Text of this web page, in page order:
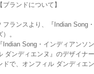
【ブランドについて】
フランスより、『Indian Song
）。
『Indian Song・インディアン
ダンディエンヌ』のデザイナ
ドで、オンフィル ダンディエ